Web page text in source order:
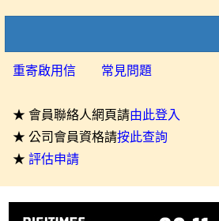
重寄啟用信 常見問題
★ 會員聯絡人網頁請由此登入
★ 公司會員資格請按此查詢
★ 評估申請